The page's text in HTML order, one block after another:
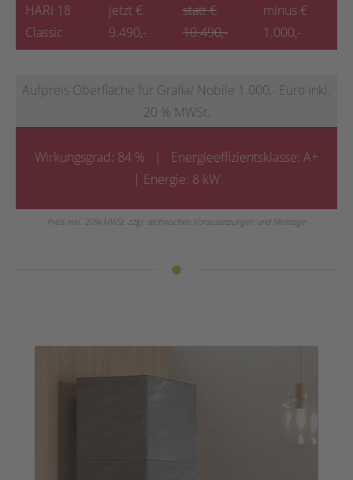
HARI 18
Classic
jetzt €
9.490,-
statt €
10.490,-
minus €
1.000,-
Aufpreis Oberfläche für Grafia/ Nobile 1.000,- Euro inkl.
20 % MWSt.
Wirkungsgrad: 84 % | Energieeffizientsklasse: A+
| Energie: 8 kW
Preis inkl. 20% MWSt. zzgl. technischen Voraussetzungen und Montage